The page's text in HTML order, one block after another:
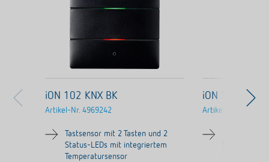
iON 102 KNX BK
Artikel-Nr. 4969242
Tastsensor mit 2 Tasten und 2
Status-LEDs mit integriertem
Temperatursensor
iON 102 KNX
Artikel-Nr.